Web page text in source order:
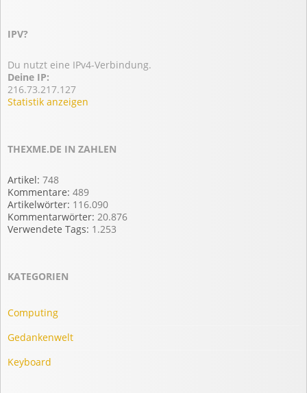
IPV?
Du nutzt eine IPv4-Verbindung.
Deine IP:
216.73.217.127
Statistik anzeigen
THEXME.DE IN ZAHLEN
Artikel: 748
Kommentare: 489
Artikelwörter: 116.090
Kommentarwörter: 20.876
Verwendete Tags: 1.253
KATEGORIEN
Computing
Gedankenwelt
Keyboard